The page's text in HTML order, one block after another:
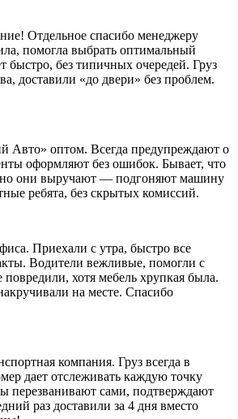
Отдельное спасибо менеджеру
помогла выбрать оптимальный
быстро, без типичных очередей. Груз
доставили «до двери» без проблем.
Авто» оптом. Всегда предупреждают о
оформляют без ошибок. Бывает, что
они выручают — подгоняют машину
ребята, без скрытых комиссий.
Приехали с утра, быстро все
Водители вежливые, помогли с
хотя мебель хрупкая была.
на месте. Спасибо
компания. Груз всегда в
дает отслеживать каждую точку
перезванивают сами, подтверждают
раз доставили за 4 дня вместо